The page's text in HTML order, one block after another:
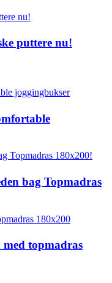
puttere nu!
bag Topmadras
med topmadras